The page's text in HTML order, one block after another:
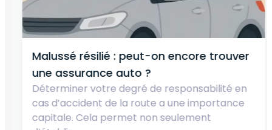
Malussé résilié : peut-on encore trouver
une assurance auto ?
Déterminer votre degré de responsabilité en
cas d’accident de la route a une importance
capitale. Cela permet non seulement